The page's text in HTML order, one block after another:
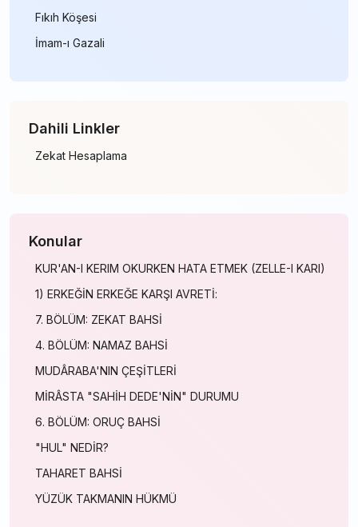
Fıkıh Köşesi
İmam-ı Gazali
Dahili Linkler
Zekat Hesaplama
Konular
KUR'AN-I KERIM OKURKEN HATA ETMEK (ZELLE-I KARI)
1) ERKEĞİN ERKEĞE KARŞI AVRETİ:
7. BÖLÜM: ZEKAT BAHSİ
4. BÖLÜM: NAMAZ BAHSİ
MUDÂRABA'NIN ÇEŞİTLERİ
MİRÂSTA "SAHİH DEDE'NİN" DURUMU
6. BÖLÜM: ORUÇ BAHSİ
"HUL" NEDİR?
TAHARET BAHSİ
YÜZÜK TAKMANIN HÜKMÜ